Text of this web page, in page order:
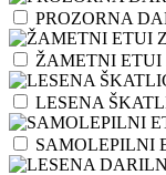
PROZORNA
ŽAMETNI
LESENA
SAMOLEPILNI